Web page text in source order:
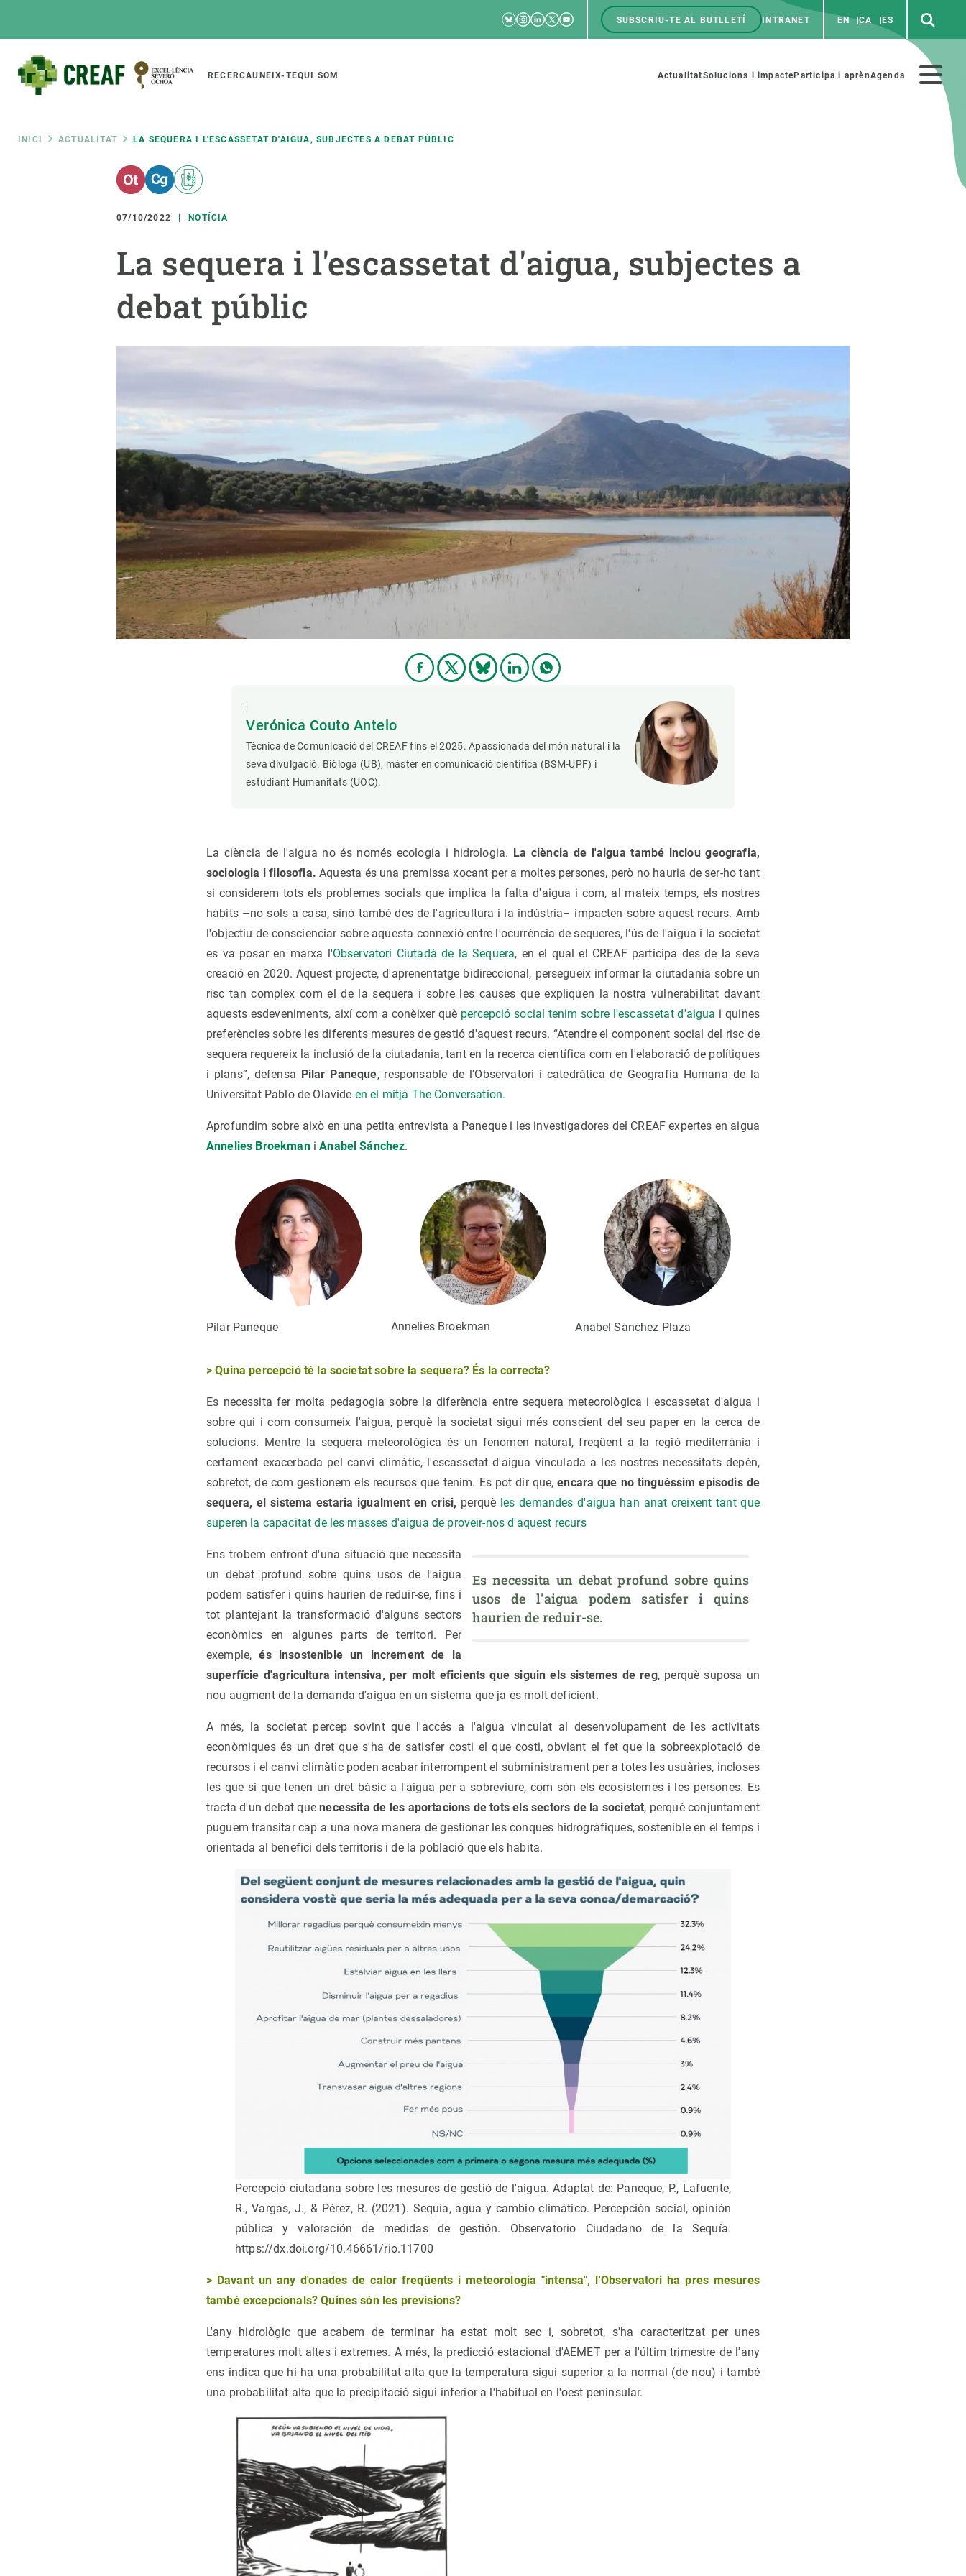
RRSS
Bluesky
Instagram
Linkedin
TwitterYoutube
Menú
SUBSCRIU-TE AL BUTLLETÍ INTRANET EN CA ES
Main
navigation
RECERCAUNEIX-TEQUI SOM
Menú
ActualitatSolucions i impacteParticipa i aprènAgenda
Fil
d'ariadna
INICI ACTUALITAT LA SEQUERA I L'ESCASSETAT D'AIGUA, SUBJECTES A DEBAT PÚBLIC
07/10/2022 NOTÍCIA
La sequera i l'escassetat d'aigua, subjectes a
debat públic
Verónica Couto Antelo
Tècnica de Comunicació del CREAF fins el 2025. Apassionada del món natural i la
seva divulgació. Biòloga (UB), màster en comunicació científica (BSM-UPF) i
estudiant Humanitats (UOC).
La ciència de l'aigua no és només ecologia i hidrologia. La ciència de l'aigua també inclou geografia,
sociologia i filosofia. Aquesta és una premissa xocant per a moltes persones, però no hauria de ser-ho tant
si considerem tots els problemes socials que implica la falta d'aigua i com, al mateix temps, els nostres
hàbits –no sols a casa, sinó també des de l'agricultura i la indústria– impacten sobre aquest recurs. Amb
l'objectiu de conscienciar sobre aquesta connexió entre l'ocurrència de sequeres, l'ús de l'aigua i la societat
es va posar en marxa l'Observatori Ciutadà de la Sequera, en el qual el CREAF participa des de la seva
creació en 2020. Aquest projecte, d'aprenentatge bidireccional, persegueix informar la ciutadania sobre un
risc tan complex com el de la sequera i sobre les causes que expliquen la nostra vulnerabilitat davant
aquests esdeveniments, així com a conèixer què percepció social tenim sobre l'escassetat d'aigua i quines
preferències sobre les diferents mesures de gestió d'aquest recurs. “Atendre el component social del risc de
sequera requereix la inclusió de la ciutadania, tant en la recerca científica com en l'elaboració de polítiques
i plans”, defensa Pilar Paneque, responsable de l'Observatori i catedràtica de Geografia Humana de la
Universitat Pablo de Olavide en el mitjà The Conversation.
Aprofundim sobre això en una petita entrevista a Paneque i les investigadores del CREAF expertes en aigua
Annelies BroekmaniAnabel Sánchez.
Pilar Paneque Annelies Broekman Anabel Sànchez Plaza
> Quina percepció té la societat sobre la sequera? És la correcta?
Es necessita fer molta pedagogia sobre la diferència entre sequera meteorològica i escassetat d'aigua i
sobre qui i com consumeix l'aigua, perquè la societat sigui més conscient del seu paper en la cerca de
solucions. Mentre la sequera meteorològica és un fenomen natural, freqüent a la regió mediterrània i
certament exacerbada pel canvi climàtic, l'escassetat d'aigua vinculada a les nostres necessitats depèn,
sobretot, de com gestionem els recursos que tenim. Es pot dir que,encara que no tinguéssim episodis de
sequera, el sistema estaria igualment en crisi, perquè les demandes d'aigua han anat creixent tant que
superen la capacitat de les masses d'aigua de proveir-nos d'aquest recurs
Es necessita un debat profund sobre quins
usos de l'aigua podem satisfer i quins
haurien de reduir-se.
Ens trobem enfront d'una situació que necessita
un debat profund sobre quins usos de l'aigua
podem satisfer i quins haurien de reduir-se, fins i
tot plantejant la transformació d'alguns sectors
econòmics en algunes parts de territori. Per
exemple,és insostenible un increment de la
superfície d'agricultura intensiva, per molt eficients que siguin els sistemes de reg, perquè suposa un
nou augment de la demanda d'aigua en un sistema que ja es molt deficient.
A més, la societat percep sovint que l'accés a l'aigua vinculat al desenvolupament de les activitats
econòmiques és un dret que s'ha de satisfer costi el que costi, obviant el fet que la sobreexplotació de
recursos i el canvi climàtic poden acabar interrompent el subministrament per a totes les usuàries, incloses
les que si que tenen un dret bàsic a l'aigua per a sobreviure, com són els ecosistemes i les persones. Es
tracta d'un debat quenecessita de les aportacions de tots els sectors de la societat, perquè conjuntament
puguem transitar cap a una nova manera de gestionar les conques hidrogràfiques, sostenible en el temps i
orientada al benefici dels territoris i de la població que els habita.
Percepció ciutadana sobre les mesures de gestió de l'aigua. Adaptat de: Paneque, P., Lafuente,
R., Vargas, J., & Pérez, R. (2021). Sequía, agua y cambio climático. Percepción social, opinión
pública y valoración de medidas de gestión. Observatorio Ciudadano de la Sequía.
https://dx.doi.org/10.46661/rio.11700
> Davant un any d'onades de calor freqüents i meteorologia "intensa", l'Observatori ha pres mesures
també excepcionals? Quines són les previsions?
L'any hidrològic que acabem de terminar ha estat molt sec i, sobretot, s'ha caracteritzat per unes
temperatures molt altes i extremes. A més, la predicció estacional d'AEMET per a l'últim trimestre de l'any
ens indica que hi ha una probabilitat alta que la temperatura sigui superior a la normal (de nou) i també
una probabilitat alta que la precipitació sigui inferior a l'habitual en l'oest peninsular.
Featured
responsive
Responsive
menu
SOBRE NOSALTRES
Organització institucional
Infraestructures
Biodiversitat
Funcionament dels ecosistemes
Temes transversals
Solucions Oportunitats acadèmiques
Demana la teva MSCA-PF
Vine de visitant o sabàtic
Segell de bones pràctiques HRS4R
Desenvolupament de carrera
Seminaris i activitats internes
T’oferim formació
Fes ciència amb nosaltres
Materials educatius
Esdeveniments anteriors
Canvi global
Observació de la terra